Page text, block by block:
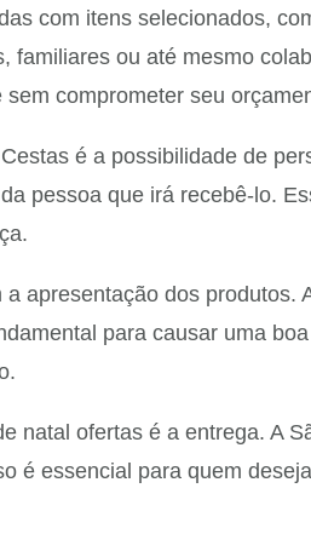
com itens selecionados,
ou até mesmo
comprometer seu
é a possibilidade de
pessoa que irá recebê-lo.
apresentação dos
para causar uma
natal ofertas é a entrega. A
é essencial para quem